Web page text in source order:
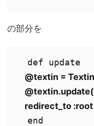
の部分を
@textin =
    redirect_to :root
  end